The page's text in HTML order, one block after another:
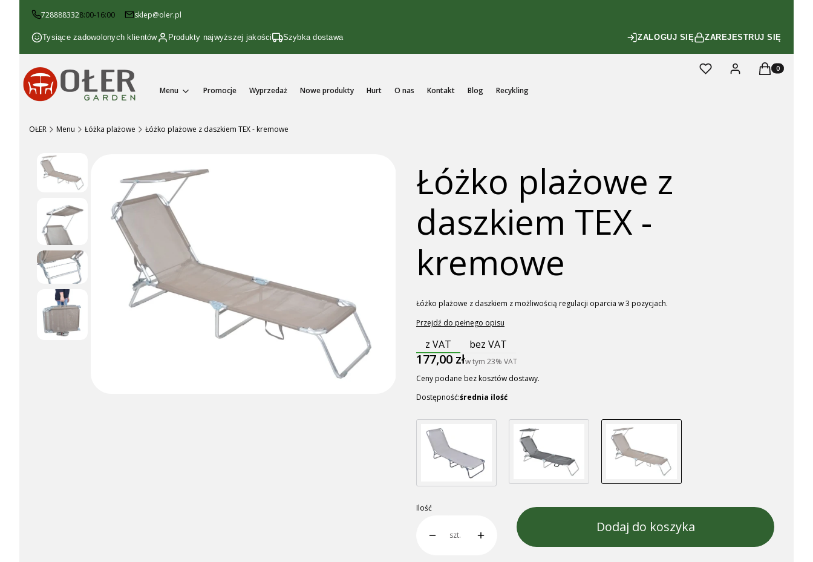
7288883328:00-16:00 sklep@oler.pl
Tysiące zadowolonych klientów Produkty najwyższej jakości Szybka dostawa ZALOGUJ SIĘ ZAREJESTRUJ SIĘ
Ulubione Zaloguj sięProdukty w
Koszyk
Menu Promocje Wyprzedaż Nowe produkty Hurt O nas Kontakt Blog Recykling
OŁER Menu Łóżka plażowe Łóżko plażowe z daszkiem TEX - kremowe
Łóżko plażowe z
daszkiem TEX -
kremowe
Łóżko plażowe z daszkiem z możliwością regulacji oparcia w 3 pozycjach.
Przejdź do pełnego opisu
z VAT bez VAT
Cena
177,00 złw tym 23% VAT
Ceny podane bez kosztów dostawy.
Dostępność:średnia ilość
Ilość
szt.
Dodaj do koszyka